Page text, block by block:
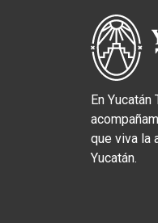
En Yucatán
que viva la
Yucatán.